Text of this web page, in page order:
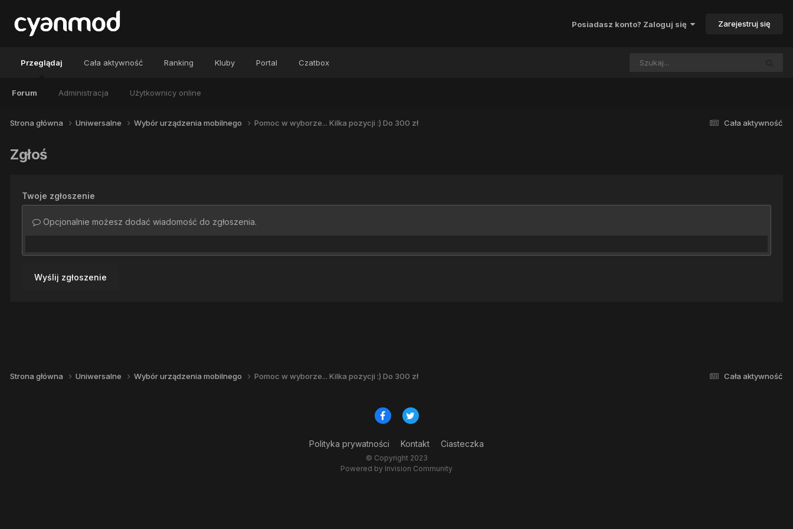
Posiadasz konto? Zaloguj się Zarejestruj się
Przeglądaj
Forum Administracja Użytkownicy online
Cała aktywność Ranking Kluby Portal Czatbox
Cała aktywność
Strona główna Uniwersalne Wybór urządzenia mobilnego Pomoc w wyborze... Kilka pozycji :) Do 300 zł
Zgłoś
Twoje zgłoszenie
Opcjonalnie możesz dodać wiadomość do zgłoszenia.
Wyślij zgłoszenie
Cała aktywność
Strona główna Uniwersalne Wybór urządzenia mobilnego Pomoc w wyborze... Kilka pozycji :) Do 300 zł
Polityka prywatności Kontakt Ciasteczka
© Copyright 2023
Powered by Invision Community